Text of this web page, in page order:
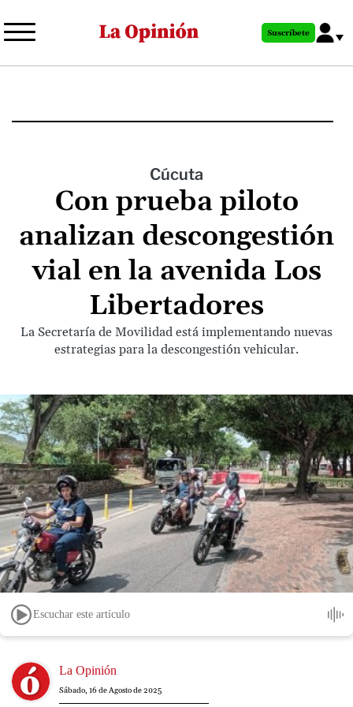
al
principal
Suscríbete
Cúcuta
Con prueba piloto
analizan descongestión
vial en la avenida Los
Libertadores
La Secretaría de Movilidad está implementando nuevas
estrategias para la descongestión vehicular.
Escuchar este artículo
Image La Opinión
Sábado, 16 de Agosto de 2025